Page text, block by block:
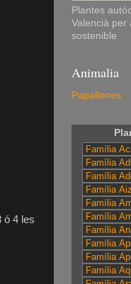
ó 4 les
Plantes
Valencià per
sostenible
Animalia
Papallones